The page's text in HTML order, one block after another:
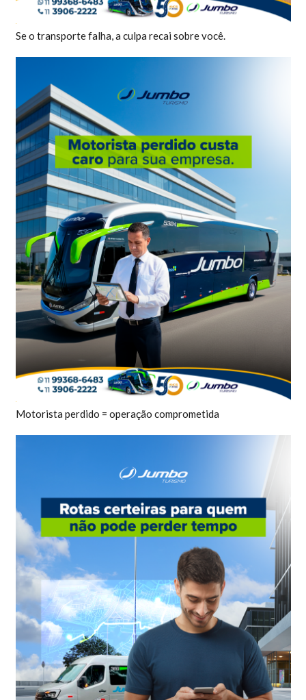
Se o transporte falha, a culpa recai sobre você.
Motorista perdido = operação comprometida